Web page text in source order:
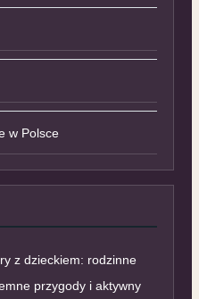
w Polsce
z dzieckiem: rodzinne
przygody i aktywny